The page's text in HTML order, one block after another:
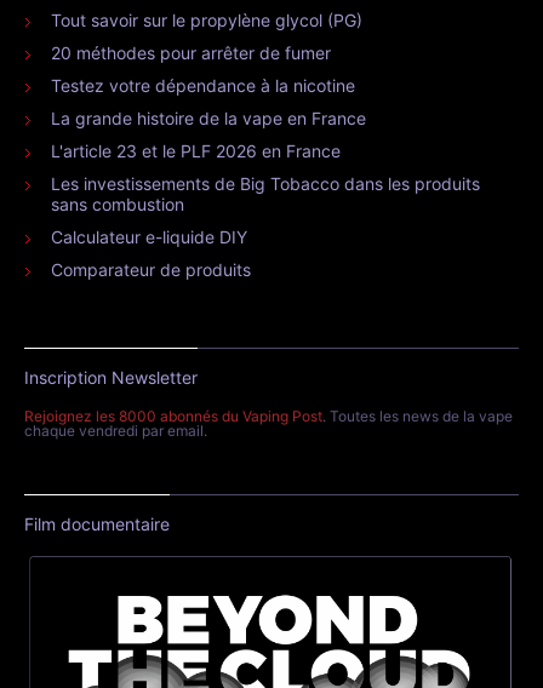
Tout savoir sur le propylène glycol (PG)
20 méthodes pour arrêter de fumer
Testez votre dépendance à la nicotine
La grande histoire de la vape en France
L'article 23 et le PLF 2026 en France
Les investissements de Big Tobacco dans les produits
sans combustion
Calculateur e-liquide DIY
Comparateur de produits
Inscription Newsletter
Rejoignez les 8000 abonnés du Vaping Post. Toutes les news de la vape
chaque vendredi par email.
Film documentaire